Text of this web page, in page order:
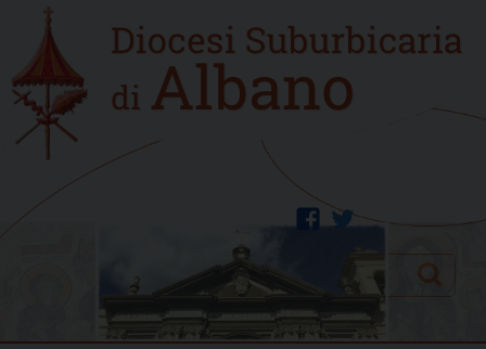
content
Home
new
twitter
facebook
Search